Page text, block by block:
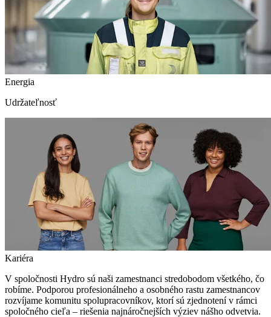
Energia
Udržateľnosť
Kariéra
V spoločnosti Hydro sú naši zamestnanci stredobodom všetkého, čo
robíme. Podporou profesionálneho a osobného rastu zamestnancov
rozvíjame komunitu spolupracovníkov, ktorí sú zjednotení v rámci
spoločného cieľa – riešenia najnáročnejších výziev nášho odvetvia.